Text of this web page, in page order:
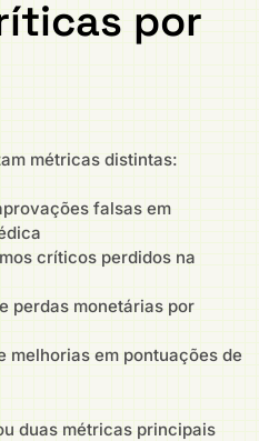
por
métricas distintas:
falsas em
críticos perdidos na
perdas monetárias por
melhorias em pontuações de
duas métricas principais